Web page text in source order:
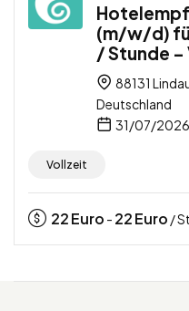
(m/w/d)
/ Stunde
88131
Deutschland
31/07/2026
Vollzeit
22Euro - 22Euro /